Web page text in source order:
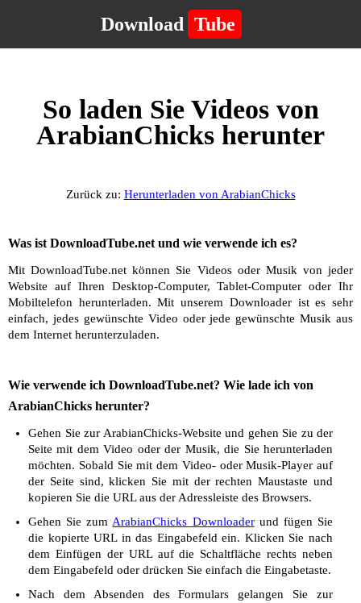
Download Tube
So laden Sie Videos von
ArabianChicks herunter
Zurück zu: Herunterladen von ArabianChicks
Was ist DownloadTube.net und wie verwende ich es?
Mit DownloadTube.net können Sie Videos oder Musik von jeder
Website auf Ihren Desktop-Computer, Tablet-Computer oder Ihr
Mobiltelefon herunterladen. Mit unserem Downloader ist es sehr
einfach, jedes gewünschte Video oder jede gewünschte Musik aus
dem Internet herunterzuladen.
Wie verwende ich DownloadTube.net? Wie lade ich von
ArabianChicks herunter?
Gehen Sie zur ArabianChicks-Website und gehen Sie zu der
Seite mit dem Video oder der Musik, die Sie herunterladen
möchten. Sobald Sie mit dem Video- oder Musik-Player auf
der Seite sind, klicken Sie mit der rechten Maustaste und
kopieren Sie die URL aus der Adressleiste des Browsers.
Gehen Sie zum ArabianChicks Downloaderund fügen Sie
die kopierte URL in das Eingabefeld ein. Klicken Sie nach
dem Einfügen der URL auf die Schaltfläche rechts neben
dem Eingabefeld oder drücken Sie einfach die Eingabetaste.
Nach dem Absenden des Formulars gelangen Sie zur